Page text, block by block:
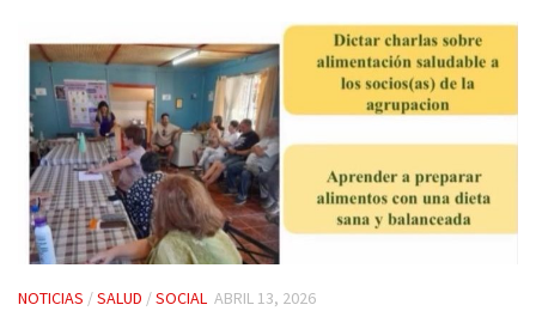
NOTICIAS /SALUD /SOCIAL ABRIL 13, 2026